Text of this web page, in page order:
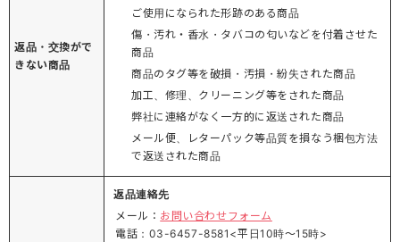
返品・交換がで
きない商品
ご使用になられた形跡のある商品
傷・汚れ・香水・タバコの匂いなどを付着させた
商品
商品のタグ等を破損・汚損・紛失された商品
加工、修理、クリーニング等をされた商品
弊社に連絡がなく一方的に返送された商品
メール便、レターパック等品質を損なう梱包方法
で返送された商品
返品連絡先
メール： お問い合わせフォーム
電話：03-6457-8581<平日10時～15時>